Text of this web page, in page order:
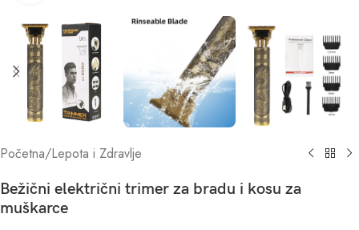
Početna/Lepota i Zdravlje
Bežični električni trimer za bradu i kosu za
muškarce